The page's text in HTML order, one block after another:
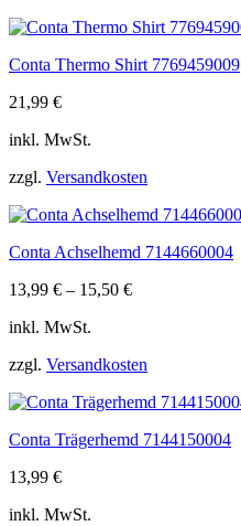
Conta Thermo Shirt 7769459009
21,99 €
inkl. MwSt.
zzgl. Versandkosten
Conta Achselhemd 7144660004
13,99 € – 15,50 €
inkl. MwSt.
zzgl. Versandkosten
Conta Trägerhemd 7144150004
13,99 €
inkl. MwSt.